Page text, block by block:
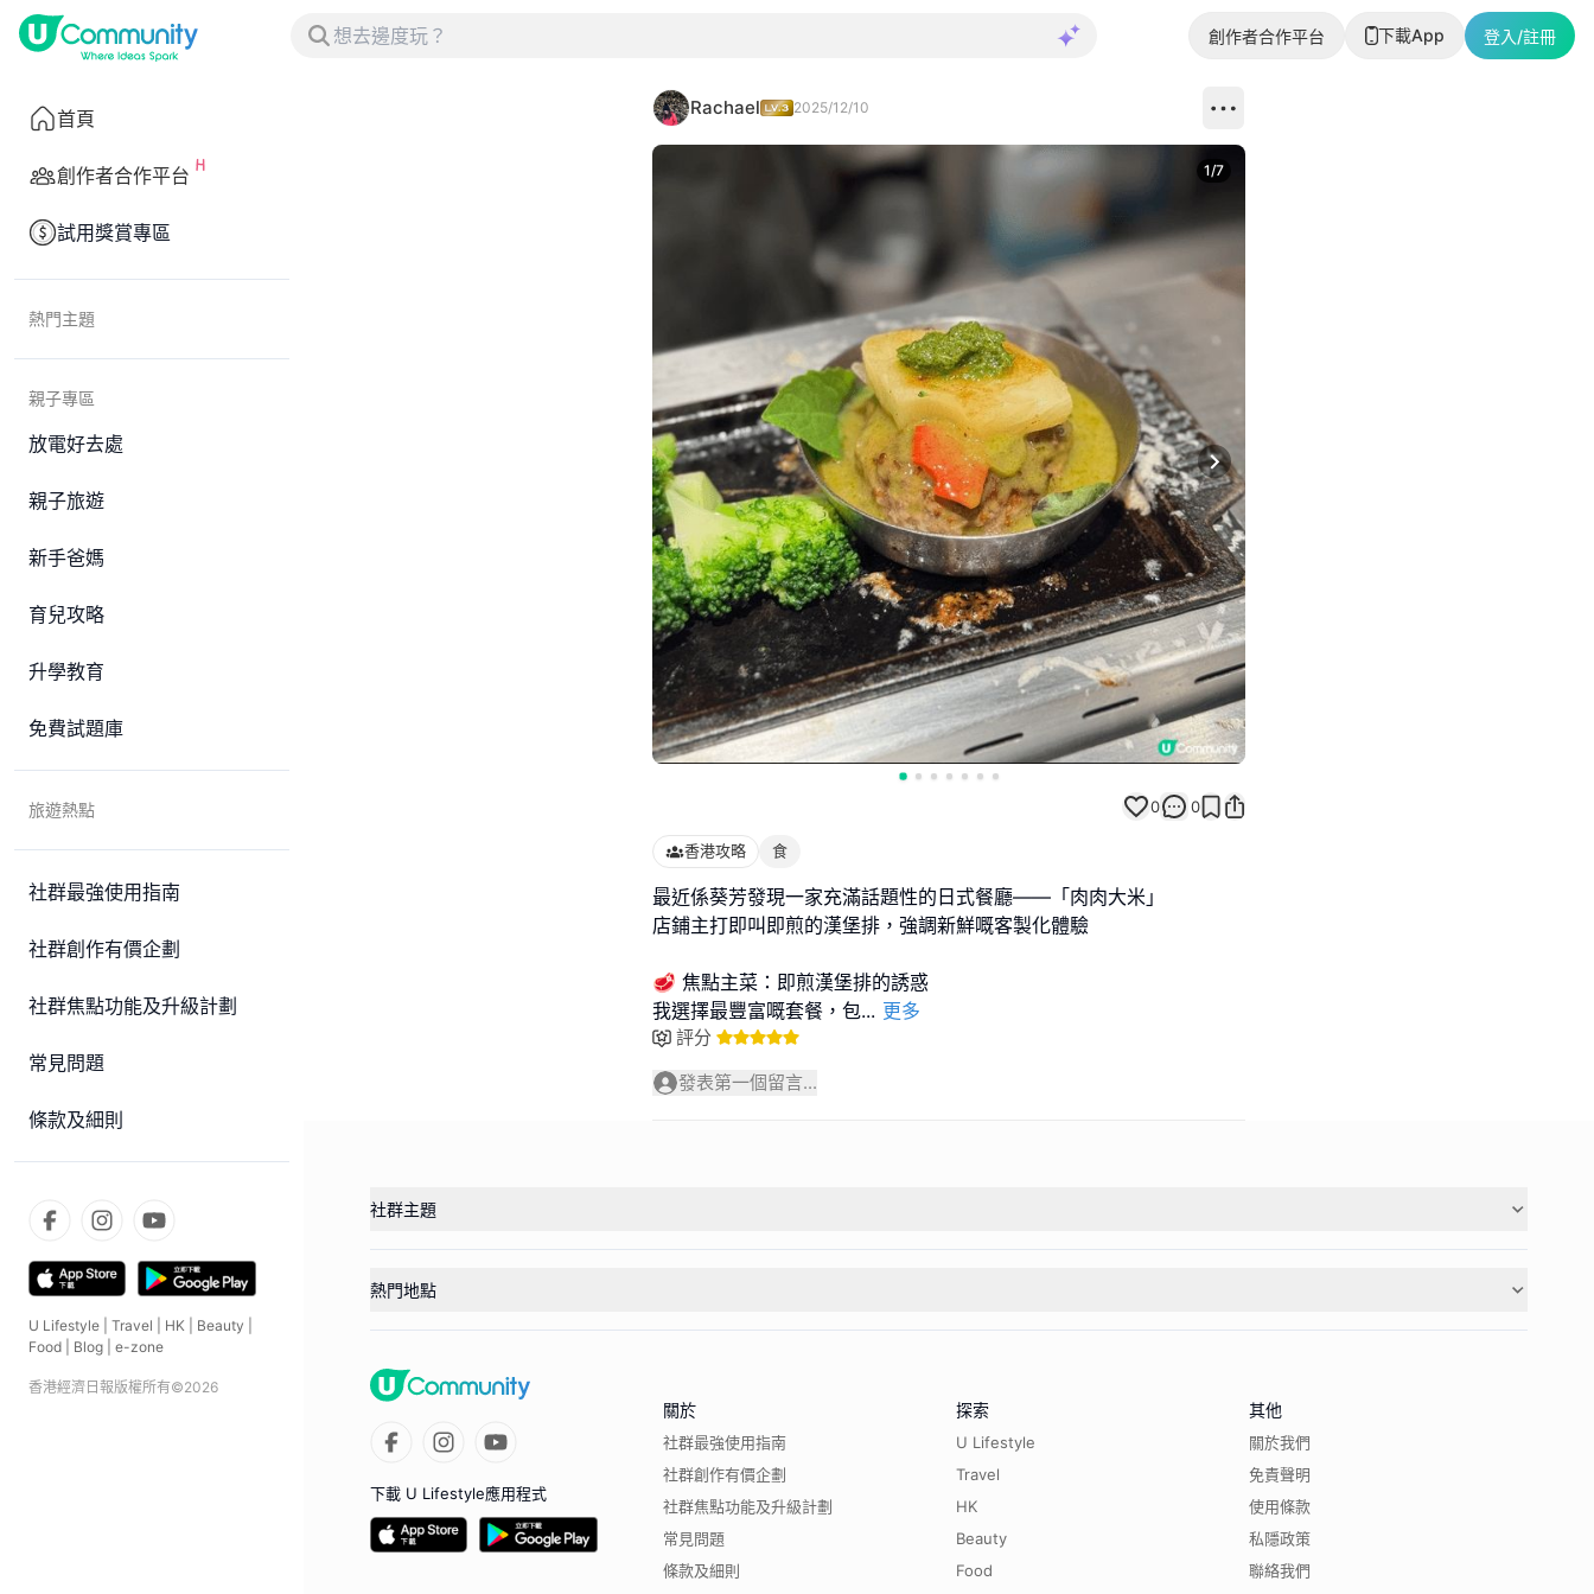
創作者合作平台 下載App 登入/註冊
首頁
創作者合作平台
試用獎賞專區
熱門主題
親子專區
放電好去處
親子旅遊
新手爸媽
育兒攻略
升學教育
免費試題庫
旅遊熱點
社群最強使用指南
社群創作有價企劃
社群焦點功能及升級計劃
常見問題
條款及細則
U Lifestyle Travel HK Beauty
Food
Blog e-zone
香港經濟日報版權所有©2026
Rachael 2025/12/10
Next slide
1/7
0 0
香港攻略 食
最近係葵芳發現一家充滿話題性的日式餐廳——「肉肉大米」
店鋪主打即叫即煎的漢堡排，強調新鮮嘅客製化體驗
🥩 焦點主菜：即煎漢堡排的誘惑
我選擇最豐富嘅套餐，包... 更多
評分
發表第一個留言...
社群主題
熱門地點
下載 U Lifestyle應用程式
關於
社群最強使用指南
社群創作有價企劃
社群焦點功能及升級計劃
常見問題
條款及細則
探索
U Lifestyle
Travel
HK
Beauty
Food
其他
關於我們
免責聲明
使用條款
私隱政策
聯絡我們